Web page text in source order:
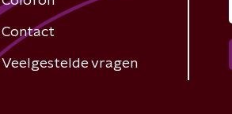
Contact
Veelgestelde vragen